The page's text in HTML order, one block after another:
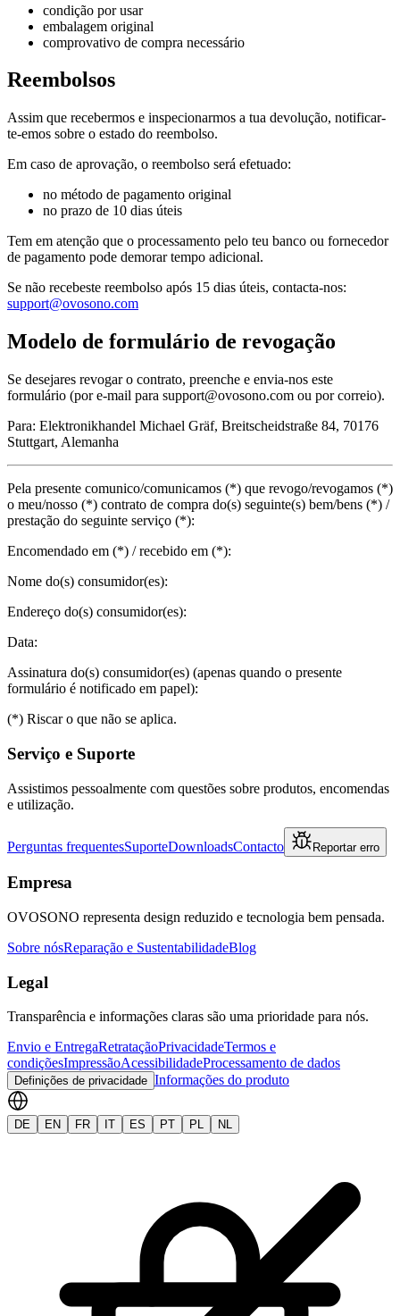
condição por usar
embalagem original
comprovativo de compra necessário
Reembolsos
Assim que recebermos e inspecionarmos a tua devolução, notificar-
te-emos sobre o estado do reembolso.
Em caso de aprovação, o reembolso será efetuado:
no método de pagamento original
no prazo de 10 dias úteis
Tem em atenção que o processamento pelo teu banco ou fornecedor
de pagamento pode demorar tempo adicional.
Se não recebeste reembolso após 15 dias úteis, contacta-nos:
support@ovosono.com
Modelo de formulário de revogação
Se desejares revogar o contrato, preenche e envia-nos este
formulário (por e-mail para support@ovosono.com ou por correio).
Para: Elektronikhandel Michael Gräf, Breitscheidstraße 84, 70176
Stuttgart, Alemanha
Pela presente comunico/comunicamos (*) que revogo/revogamos (*)
o meu/nosso (*) contrato de compra do(s) seguinte(s) bem/bens (*) /
prestação do seguinte serviço (*):
Encomendado em (*) / recebido em (*):
Nome do(s) consumidor(es):
Endereço do(s) consumidor(es):
Data:
Assinatura do(s) consumidor(es) (apenas quando o presente
formulário é notificado em papel):
(*) Riscar o que não se aplica.
Serviço e Suporte
Assistimos pessoalmente com questões sobre produtos, encomendas
e utilização.
Perguntas frequentesSuporteDownloadsContacto Reportar erro
Empresa
OVOSONO representa design reduzido e tecnologia bem pensada.
Sobre nósReparação e SustentabilidadeBlog
Legal
Transparência e informações claras são uma prioridade para nós.
Envio e EntregaRetrataçãoPrivacidadeTermos e
condiçõesImpressãoAcessibilidadeProcessamento de dados
Definições de privacidade Informações do produto
DE EN FR IT ES PT PL NL